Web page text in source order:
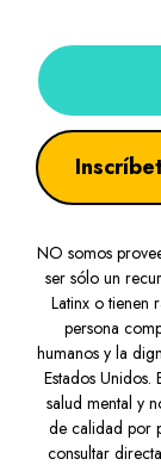
NO somos
ser sólo un
Latinx o tienen
persona
humanos y la
Estados
salud mental y
de calidad por
consultar